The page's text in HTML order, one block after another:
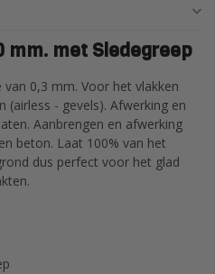
mm. met Sledegreep
van 0,3 mm. Voor het vlakken
(airless - gevels). Afwerking en
Aanbrengen en afwerking
beton. Laat 100% van het
dus perfect voor het glad